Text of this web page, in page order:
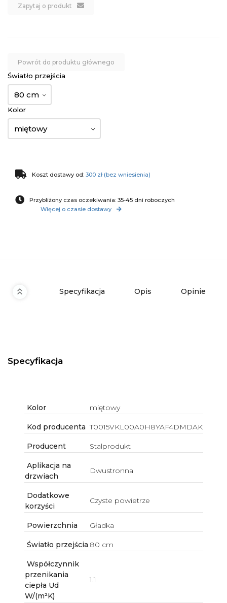
Zapytaj o produkt
Powrót do produktu głównego
Światło przejścia
80 cm
Kolor
miętowy
Koszt dostawy od: 300 zł (bez wniesienia)
Przybliżony czas oczekiwania: 35-45 dni roboczych
Więcej o czasie dostawy
Specyfikacja Opis Opinie
Specyfikacja
Kolor miętowy
Kod producenta T0015VKL00A0H8YAF4DMDAK
Producent Stalprodukt
Aplikacja na
drzwiach
Dwustronna
Dodatkowe
korzyści
Czyste powietrze
Powierzchnia Gładka
Światło przejścia 80 cm
Współczynnik
przenikania
ciepła Ud
W/(m²K)
1.1